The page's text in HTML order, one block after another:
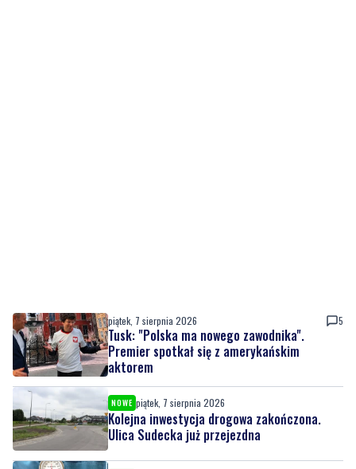
piątek, 7 sierpnia 2026 5
Tusk: "Polska ma nowego zawodnika".
Premier spotkał się z amerykańskim
aktorem
NOWE piątek, 7 sierpnia 2026
Kolejna inwestycja drogowa zakończona.
Ulica Sudecka już przejezdna